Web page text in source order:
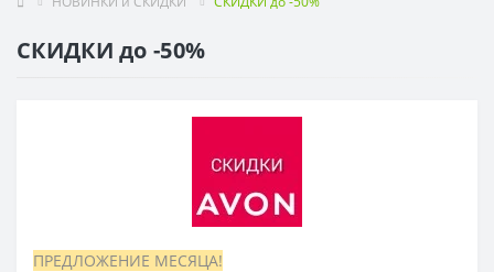
СКИДКИ до -50%
ПРЕДЛОЖЕНИЕ МЕСЯЦА!